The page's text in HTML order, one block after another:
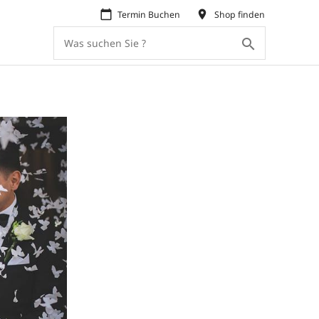
search
calendar_today Termin Buchen place Shop finden